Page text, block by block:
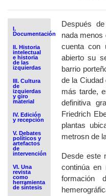
I.
Documentación
II. Historia
intelectual
e historia
de las
izquierdas
III. Cultura
de
izquierdas
y giro
material
IV. Edición
y recepción
V. Debates
políticos y
artefactos
de
intervención
VI. Una
revista
como
herramienta
de síntesis
Después
nada menos
cuenta con
abierto su
barrio
de la Ciudad
más tarde,
definitiva
Friedrich
plantas
metrosn de
Desde este
continúa en
formación